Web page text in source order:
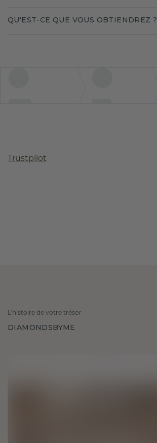
QU'EST-CE QUE VOUS OBTIENDREZ ?
Trustpilot
L'histoire de votre trésor
DIAMONDSBYME